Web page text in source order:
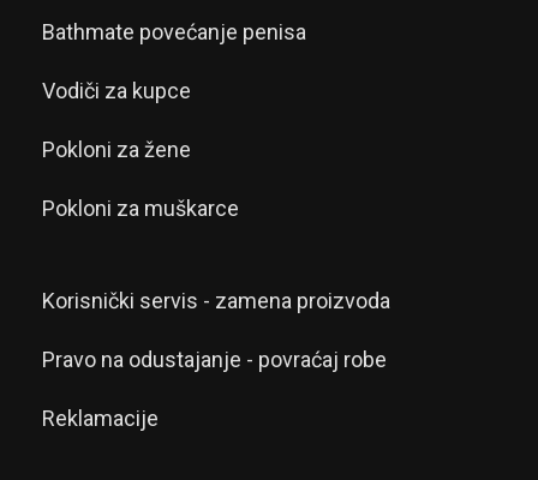
Bathmate povećanje penisa
Vodiči za kupce
Pokloni za žene
Pokloni za muškarce
Korisnički servis - zamena proizvoda
Pravo na odustajanje - povraćaj robe
Reklamacije